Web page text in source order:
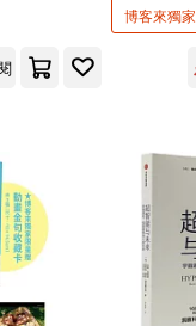
克(14)
史密斯(14)
·維爾修思(14)
版社(81)
社(81)
社(81)
博客來獨家